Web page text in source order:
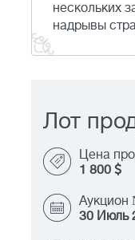
нескольких
надрывы
Лот
Цена
1 800
Аукцион
30 Июль